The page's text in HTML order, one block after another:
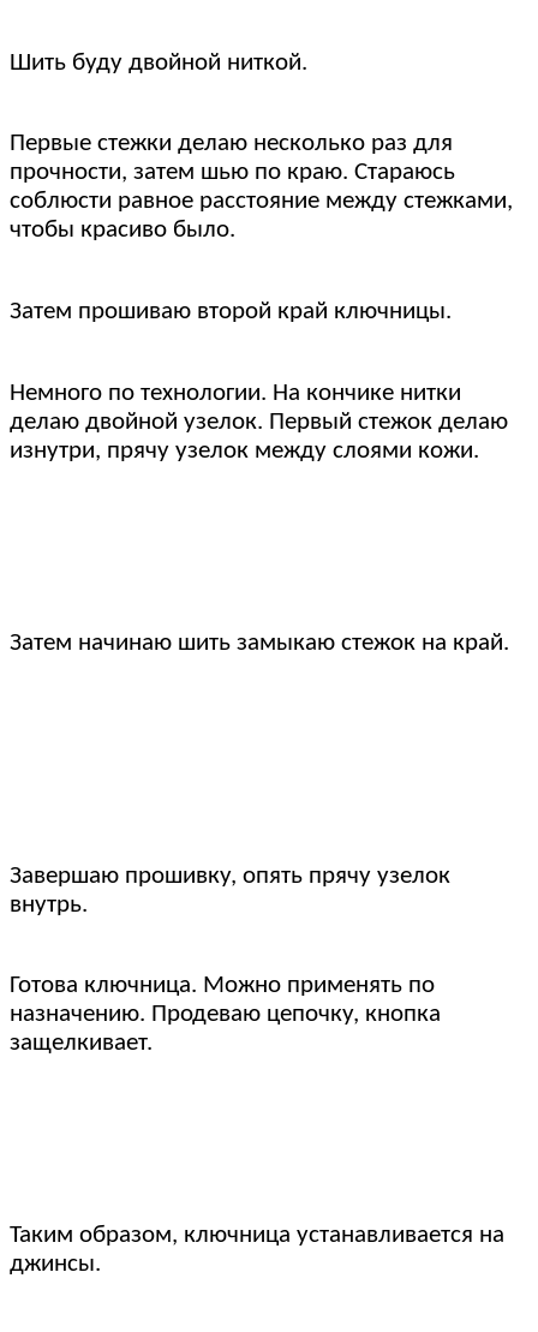
Шить буду двойной ниткой.
Первые стежки делаю несколько раз для
прочности, затем шью по краю. Стараюсь
соблюсти равное расстояние между стежками,
чтобы красиво было.
Затем прошиваю второй край ключницы.
Немного по технологии. На кончике нитки
делаю двойной узелок. Первый стежок делаю
изнутри, прячу узелок между слоями кожи.
Затем начинаю шить замыкаю стежок на край.
Завершаю прошивку, опять прячу узелок
внутрь.
Готова ключница. Можно применять по
назначению. Продеваю цепочку, кнопка
защелкивает.
Таким образом, ключница устанавливается на
джинсы.